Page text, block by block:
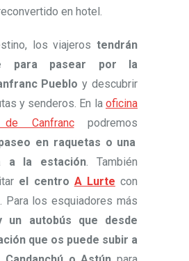
en hotel.
los viajeros tendrán
para pasear por la
Pueblo y descubrir
y senderos. En la oficina
Canfrancpodremos
en raquetas o una
a la estación. También
el centro A Lurte con
Para los esquiadores más
un autobús que desde
que os puede subir a